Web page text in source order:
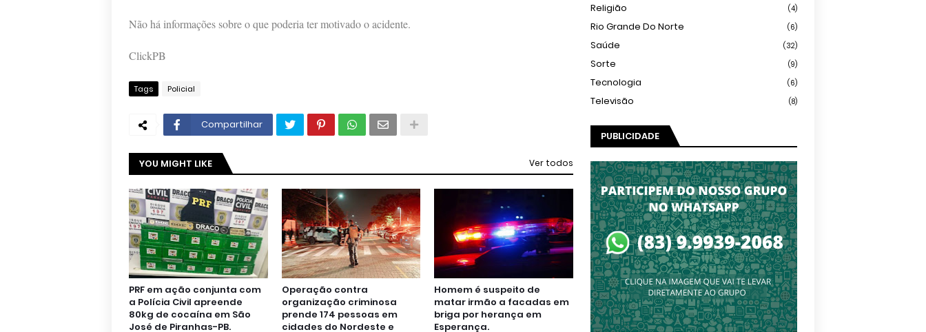
Não há informações sobre o que poderia ter motivado o acidente.
ClickPB
Tags Policial
Compartilhar
YOU MIGHT LIKE Ver todos
PRF em ação conjunta com
a Polícia Civil apreende
80kg de cocaína em São
José de Piranhas-PB.
Operação contra
organização criminosa
prende 174 pessoas em
cidades do Nordeste e
Homem é suspeito de
matar irmão a facadas em
briga por herança em
Esperança.
Religião (4)
Rio Grande Do Norte (6)
Saúde (32)
Sorte (9)
Tecnologia (6)
Televisão (8)
PUBLICIDADE